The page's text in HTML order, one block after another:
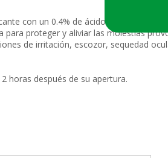
con un 0.4% de ácido hialurónico,
para proteger y aliviar las molestias
de irritación, escozor, sequedad
horas después de su apertura.